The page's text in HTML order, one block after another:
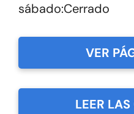
sábado:Cerrado
VER
LEER